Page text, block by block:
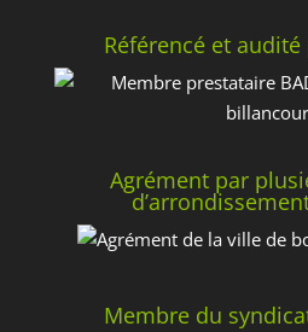
Référencé et
Agrément par
Membre du